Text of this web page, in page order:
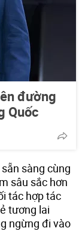
đường
Quốc
sàng cùng
sâu sắc hơn
tác hợp tác
tương lai
ngừng đi vào